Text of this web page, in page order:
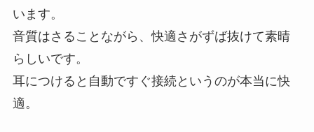
います。
音質はさることながら、快適さがずば抜けて素晴
らしいです。
耳につけると自動ですぐ接続というのが本当に快
適。